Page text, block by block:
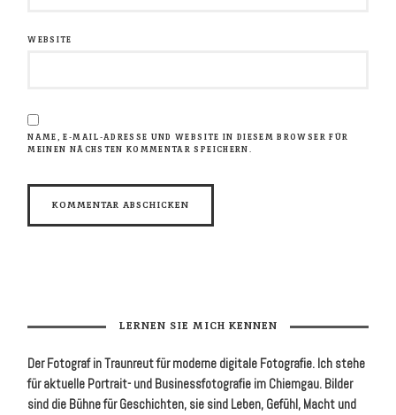
WEBSITE
NAME, E-MAIL-ADRESSE UND WEBSITE IN DIESEM BROWSER FÜR
MEINEN NÄCHSTEN KOMMENTAR SPEICHERN.
LERNEN SIE MICH KENNEN
Der Fotograf in Traunreut für moder­ne digitale Foto­grafie. Ich stehe
für aktuelle Portrait- und Business­fotografie im Chiemgau. Bilder
sind die Bühne für Geschichten, sie sind Leben, Gefühl, Macht und